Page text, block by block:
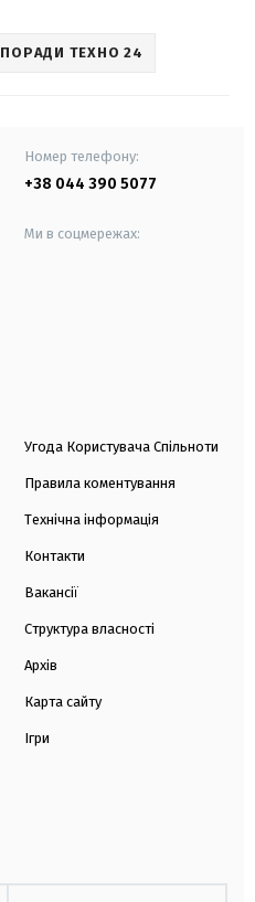
ПОРАДИ ТЕХНО 24
Номер телефону:
+38 044 390 5077
Ми в соцмережах:
Угода Користувача Спільноти
Правила коментування
Технічна інформація
Контакти
Вакансії
Структура власності
Архів
Карта сайту
Ігри